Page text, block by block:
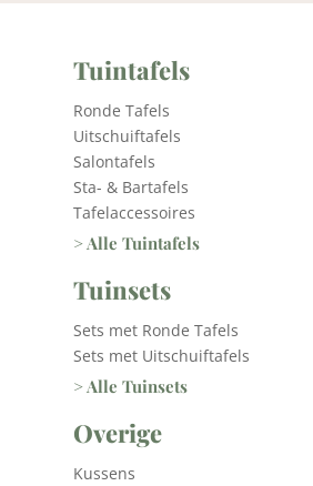
Tuintafels
Ronde Tafels
Uitschuiftafels
Salontafels
Sta- & Bartafels
Tafelaccessoires
> Alle Tuintafels
Tuinsets
Sets met Ronde Tafels
Sets met Uitschuiftafels
> Alle Tuinsets
Overige
Kussens